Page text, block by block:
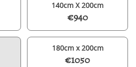
140cm X 200cm
€940
180cm x 200cm
€1050